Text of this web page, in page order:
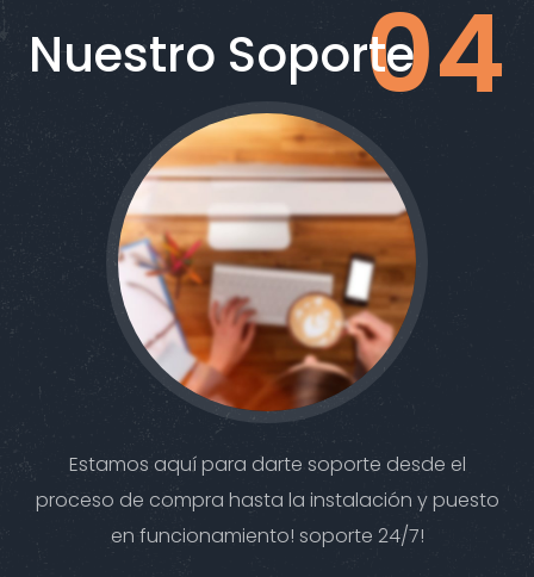
Nuestro Soporte
Estamos aquí para darte soporte desde el
proceso de compra hasta la instalación y puesto
en funcionamiento! soporte 24/7!